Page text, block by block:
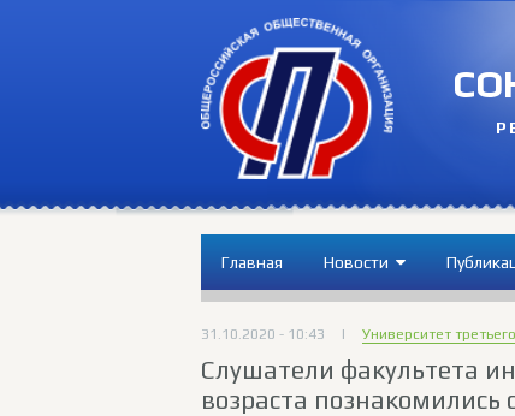
Главная Новости
31.10.2020 - 10:43 | Университет
Слушатели факультета
возраста